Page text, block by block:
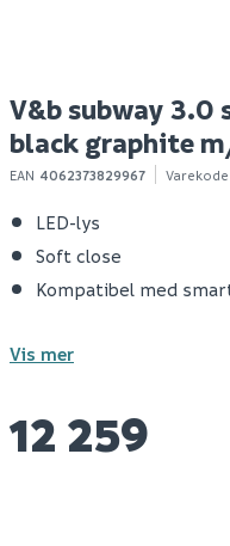
V&b subway 3.0
black graphite
EAN 4062373829967 Varekode
LED-lys
Soft close
Kompatibel med
Vis mer
12 259